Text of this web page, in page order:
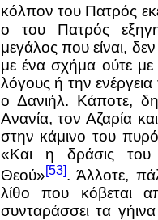
κόλπον του Πατρός
ο του Πατρός
μεγάλος που είναι,
με ένα σχήμα ούτε
λόγους ή την
ο Δανιήλ. Κάποτε,
Ανανία, τον Αζαρία
στην κάμινο του
«Και η δράσις του
Θεού»[53]. Άλλοτε,
λίθο που κόβεται
συνταράσσει τα γήινα